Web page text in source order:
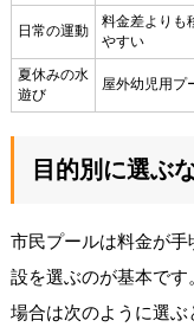
日常の運動
料金差よりも
やすい
夏休みの水
遊び
屋外幼児用プ
目的別に選ぶ
市民プールは料金が
設を選ぶのが基本で
場合は次のように選ぶ